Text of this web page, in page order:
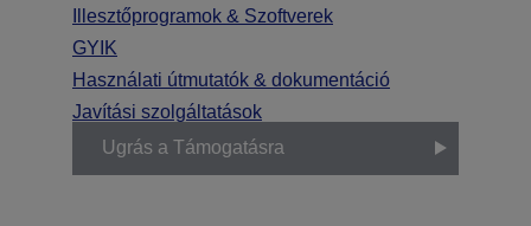
Illesztőprogramok & Szoftverek
GYIK
Használati útmutatók & dokumentáció
Javítási szolgáltatások
Ugrás a Támogatásra